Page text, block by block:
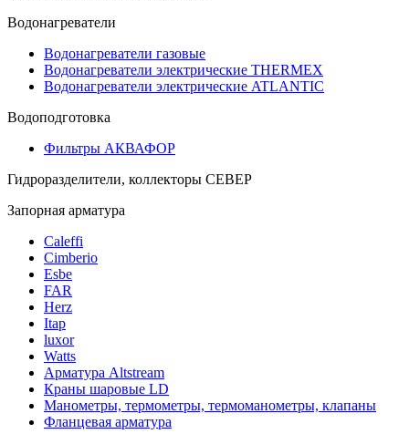
Водонагреватели
Водонагреватели газовые
Водонагреватели электрические THERMEX
Водонагреватели электрические ATLANTIC
Водоподготовка
Фильтры АКВАФОР
Гидроразделители, коллекторы СЕВЕР
Запорная арматура
Caleffi
Cimberio
Esbe
FAR
Herz
Itap
luxor
Watts
Арматура Altstream
Краны шаровые LD
Манометры, термометры, термоманометры, клапаны
Фланцевая арматура